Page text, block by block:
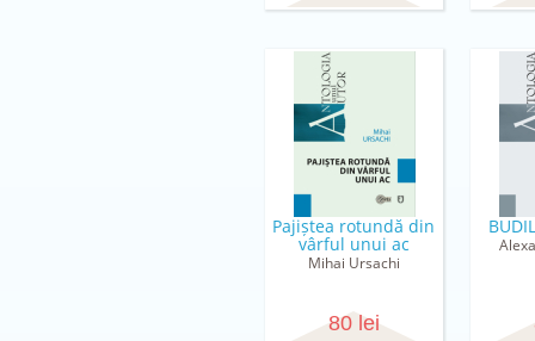
Pajiștea rotundă din
vârful unui ac
Mihai Ursachi
80 lei